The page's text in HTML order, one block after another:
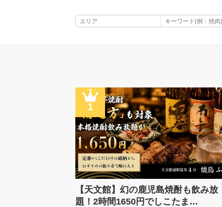
1
【天文館】幻の鹿児島焼酎も飲み放
題！2時間1650円でしこたま…